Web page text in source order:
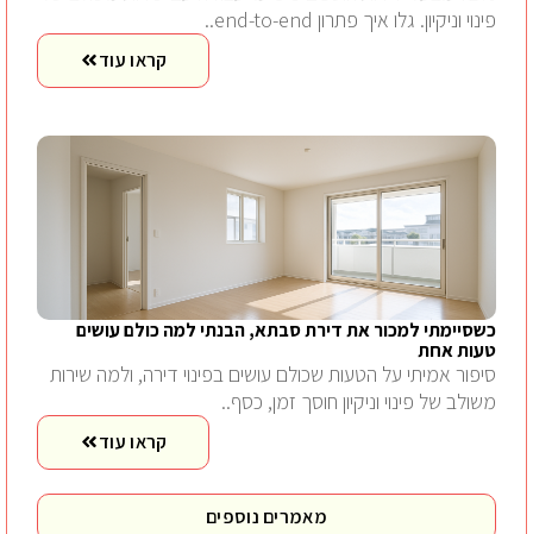
פינוי וניקיון. גלו איך פתרון end-to-end..
קראו עוד
כשסיימתי למכור את דירת סבתא, הבנתי למה כולם עושים
טעות אחת
סיפור אמיתי על הטעות שכולם עושים בפינוי דירה, ולמה שירות
משולב של פינוי וניקיון חוסך זמן, כסף..
קראו עוד
מאמרים נוספים